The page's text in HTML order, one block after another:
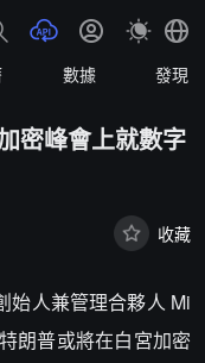
數據 發現
密峰會上就數字
收藏
始人兼管理合夥人 Mi
朗普或將在白宮加密